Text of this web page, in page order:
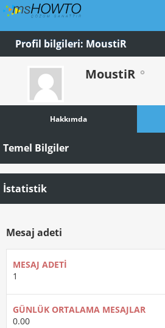
Profil bilgileri: MoustiR
MoustiR
Hakkımda
Temel Bilgiler
İstatistik
Mesaj adeti
MESAJ ADETI
1
GÜNLÜK ORTALAMA MESAJLAR
0.00